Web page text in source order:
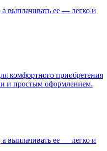
выплачивать ее — легко и
комфортного приобретения
и простым оформлением.
выплачивать ее — легко и